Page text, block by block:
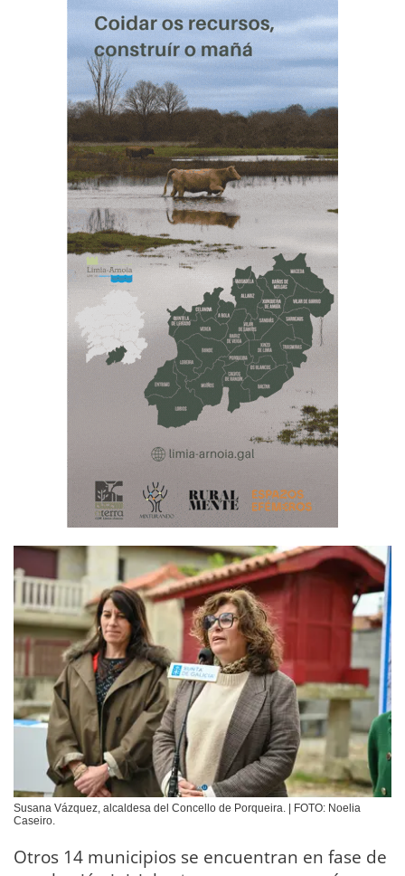
Susana Vázquez, alcaldesa del Concello de Porqueira. | FOTO: Noelia
Caseiro.
Otros 14 municipios se encuentran en fase de